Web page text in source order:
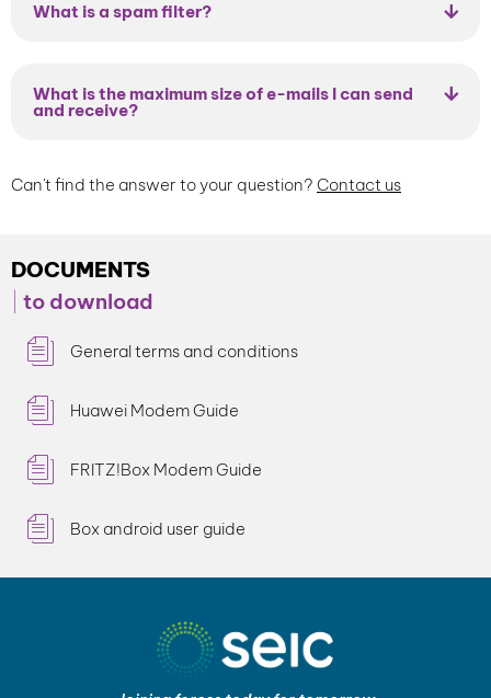
What is a spam filter?
What is the maximum size of e-mails I can send
and receive?
Can't find the answer to your question? Contact us
DOCUMENTS
to download
General terms and conditions
Huawei Modem Guide
FRITZ!Box Modem Guide
Box android user guide